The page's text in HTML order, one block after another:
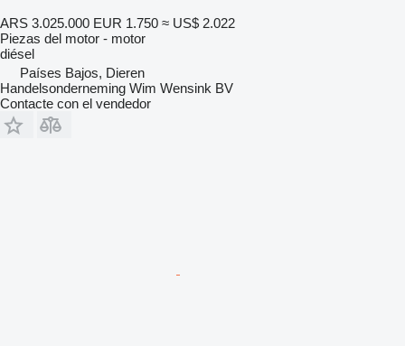
ARS 3.025.000 EUR 1.750 ≈ US$ 2.022
Piezas del motor - motor
diésel
Países Bajos, Dieren
Handelsonderneming Wim Wensink BV
Contacte con el vendedor